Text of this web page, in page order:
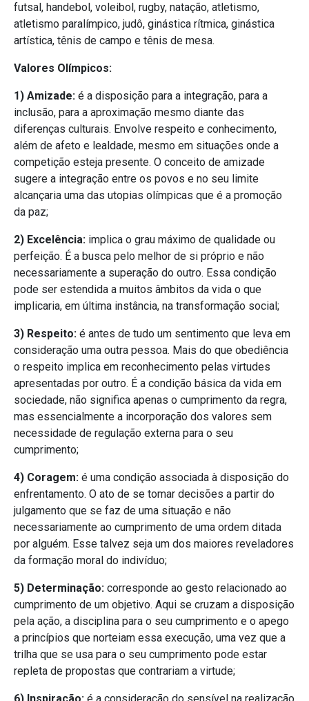
futsal, handebol, voleibol, rugby, natação, atletismo,
atletismo paralímpico, judô, ginástica rítmica, ginástica
artística, tênis de campo e tênis de mesa.
Valores Olímpicos:
1) Amizade: é a disposição para a integração, para a
inclusão, para a aproximação mesmo diante das
diferenças culturais. Envolve respeito e conhecimento,
além de afeto e lealdade, mesmo em situações onde a
competição esteja presente. O conceito de amizade
sugere a integração entre os povos e no seu limite
alcançaria uma das utopias olímpicas que é a promoção
da paz;
2) Excelência: implica o grau máximo de qualidade ou
perfeição. É a busca pelo melhor de si próprio e não
necessariamente a superação do outro. Essa condição
pode ser estendida a muitos âmbitos da vida o que
implicaria, em última instância, na transformação social;
3) Respeito: é antes de tudo um sentimento que leva em
consideração uma outra pessoa. Mais do que obediência
o respeito implica em reconhecimento pelas virtudes
apresentadas por outro. É a condição básica da vida em
sociedade, não significa apenas o cumprimento da regra,
mas essencialmente a incorporação dos valores sem
necessidade de regulação externa para o seu
cumprimento;
4) Coragem: é uma condição associada à disposição do
enfrentamento. O ato de se tomar decisões a partir do
julgamento que se faz de uma situação e não
necessariamente ao cumprimento de uma ordem ditada
por alguém. Esse talvez seja um dos maiores reveladores
da formação moral do indivíduo;
5) Determinação: corresponde ao gesto relacionado ao
cumprimento de um objetivo. Aqui se cruzam a disposição
pela ação, a disciplina para o seu cumprimento e o apego
a princípios que norteiam essa execução, uma vez que a
trilha que se usa para o seu cumprimento pode estar
repleta de propostas que contrariam a virtude;